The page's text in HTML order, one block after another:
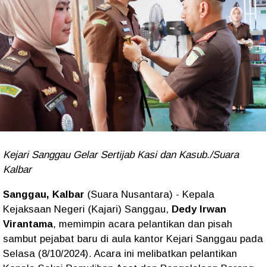
Kejari Sanggau Gelar Sertijab Kasi dan Kasub./Suara
Kalbar
Sanggau, Kalbar (Suara Nusantara) - Kepala
Kejaksaan Negeri (Kajari) Sanggau, Dedy Irwan
Virantama, memimpin acara pelantikan dan pisah
sambut pejabat baru di aula kantor Kejari Sanggau pada
Selasa (8/10/2024). Acara ini melibatkan pelantikan